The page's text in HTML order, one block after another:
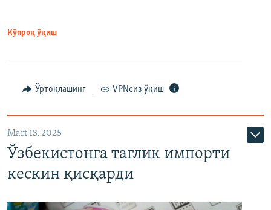
Кўпроқ ўқиш
Ўртоқлашинг VPNсиз ўқиш
Mart 13, 2025
Ўзбекистонга таглик импорти
кескин қисқарди